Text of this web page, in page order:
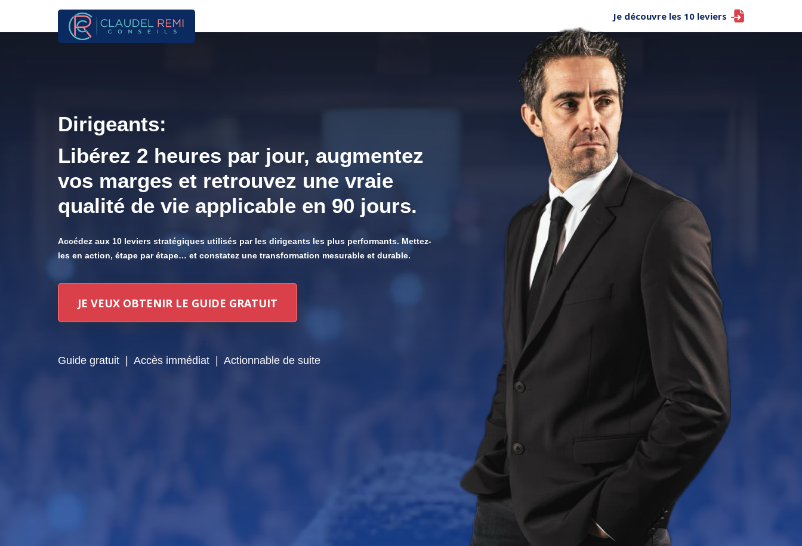
Je découvre les 10 leviers
Dirigeants:
Libérez 2 heures par jour, augmentez
vos marges et retrouvez une vraie
qualité de vie applicable en 90 jours.
Accédez aux 10 leviers stratégiques utilisés par les dirigeants les plus performants. Mettez-
les en action, étape par étape… et constatez une transformation mesurable et durable.
JE VEUX OBTENIR LE GUIDE GRATUIT
Guide gratuit | Accès immédiat | Actionnable de suite